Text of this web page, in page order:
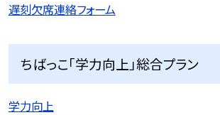
遅刻欠席連絡フォーム
ちばっこ「学力向上」総合プラン
学力向上